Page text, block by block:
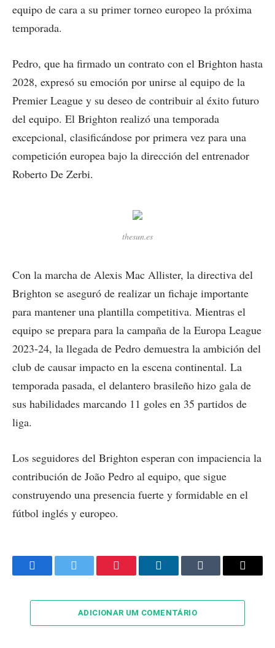
equipo de cara a su primer torneo europeo la próxima
temporada.
Pedro, que ha firmado un contrato con el Brighton hasta
2028, expresó su emoción por unirse al equipo de la
Premier League y su deseo de contribuir al éxito futuro
del equipo. El Brighton realizó una temporada
excepcional, clasificándose por primera vez para una
competición europea bajo la dirección del entrenador
Roberto De Zerbi.
thesun.es
Con la marcha de Alexis Mac Allister, la directiva del
Brighton se aseguró de realizar un fichaje importante
para mantener una plantilla competitiva. Mientras el
equipo se prepara para la campaña de la Europa League
2023-24, la llegada de Pedro demuestra la ambición del
club de causar impacto en la escena continental. La
temporada pasada, el delantero brasileño hizo gala de
sus habilidades marcando 11 goles en 35 partidos de
liga.
Los seguidores del Brighton esperan con impaciencia la
contribución de João Pedro al equipo, que sigue
construyendo una presencia fuerte y formidable en el
fútbol inglés y europeo.
FacebookTwitter Pinterest LinkedInTumblr Email
ADICIONAR UM COMENTÁRIO